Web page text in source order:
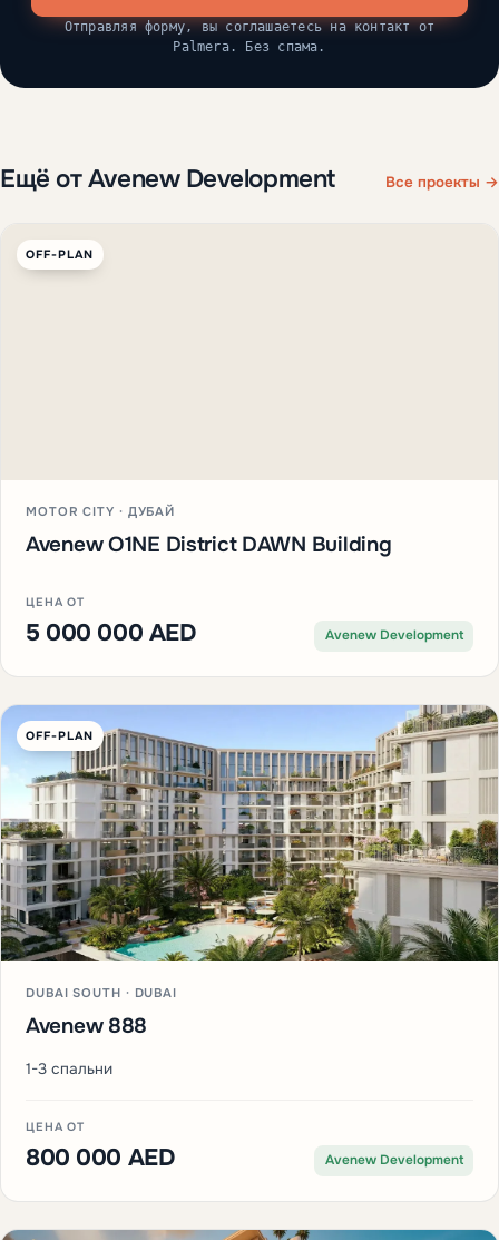
Отправляя форму, вы соглашаетесь на контакт от
Palmera. Без спама.
Ещё от Avenew Development Все проекты →
OFF-PLAN
MOTOR CITY · ДУБАЙ
Avenew O1NE District DAWN Building
ЦЕНА ОТ
5 000 000 AED Avenew Development
OFF-PLAN
DUBAI SOUTH · DUBAI
Avenew 888
1-3 спальни
ЦЕНА ОТ
800 000 AED Avenew Development